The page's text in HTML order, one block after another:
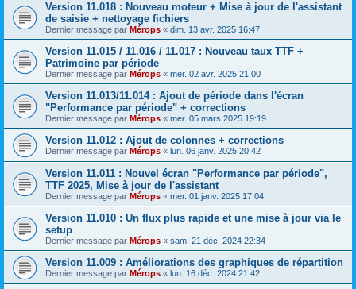
Version 11.018 : Nouveau moteur + Mise à jour de l'assistant
de saisie + nettoyage fichiers
Dernier message par Mérops « dim. 13 avr. 2025 16:47
Version 11.015 / 11.016 / 11.017 : Nouveau taux TTF +
Patrimoine par période
Dernier message par Mérops « mer. 02 avr. 2025 21:00
Version 11.013/11.014 : Ajout de période dans l'écran
"Performance par période" + corrections
Dernier message par Mérops « mer. 05 mars 2025 19:19
Version 11.012 : Ajout de colonnes + corrections
Dernier message par Mérops « lun. 06 janv. 2025 20:42
Version 11.011 : Nouvel écran "Performance par période",
TTF 2025, Mise à jour de l'assistant
Dernier message par Mérops « mer. 01 janv. 2025 17:04
Version 11.010 : Un flux plus rapide et une mise à jour via le
setup
Dernier message par Mérops « sam. 21 déc. 2024 22:34
Version 11.009 : Améliorations des graphiques de répartition
Dernier message par Mérops « lun. 16 déc. 2024 21:42